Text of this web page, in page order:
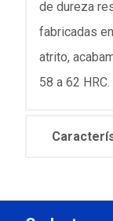
de dureza
fabricadas
atrito,
58 a 62 HRC.